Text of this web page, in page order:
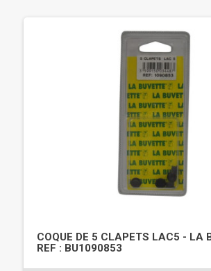
COQUE DE 5 CLAPETS LAC5 - LA
REF : BU1090853